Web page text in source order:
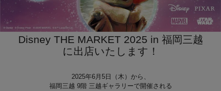
Disney THE MARKET 2025 in 福岡三越
に出店いたします！
2025年6月5日（木）から、
福岡三越 9階 三越ギャラリーで開催される